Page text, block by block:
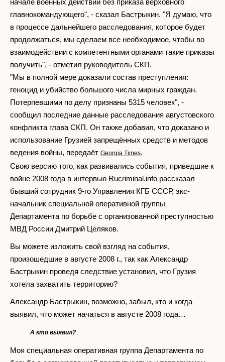
главнокомандующего", - сказал Бастрыкин. "Я думаю, что
в процессе дальнейшего расследования, которое будет
продолжаться, мы сделаем все необходимое, чтобы во
взаимодействии с компетентными органами такие приказы
получить", - отметил руководитель СКП.
"Мы в полной мере доказали состав преступления:
геноцид и убийство большого числа мирных граждан.
Потерпевшими по делу признаны 5315 человек", -
сообщил последние данные расследования августовского
конфликта глава СКП. Он также добавил, что доказано и
использование Грузией запрещённых средств и методов
ведения войны, передаёт Georgia Times.
Свою версию того, как развивались события, приведшие к
войне 2008 года в интервью Rucriminal.info рассказал
бывший сотрудник 9-го Управления КГБ СССР, экс-
начальник специальной оперативной группы
Департамента по борьбе с организованной преступностью
МВД России Дмитрий Целяков.
Вы можете изложить свой взгляд на события,
произошедшие в августе 2008 г., так как Александр
Бастрыкин проведя следствие установил, что Грузия
хотела захватить территорию?
Александр Бастрыкин, возможно, забыл, кто и когда
выявил, что может начаться в августе 2008 года…
А кто выявил?
Моя специальная оперативная группа Департамента по